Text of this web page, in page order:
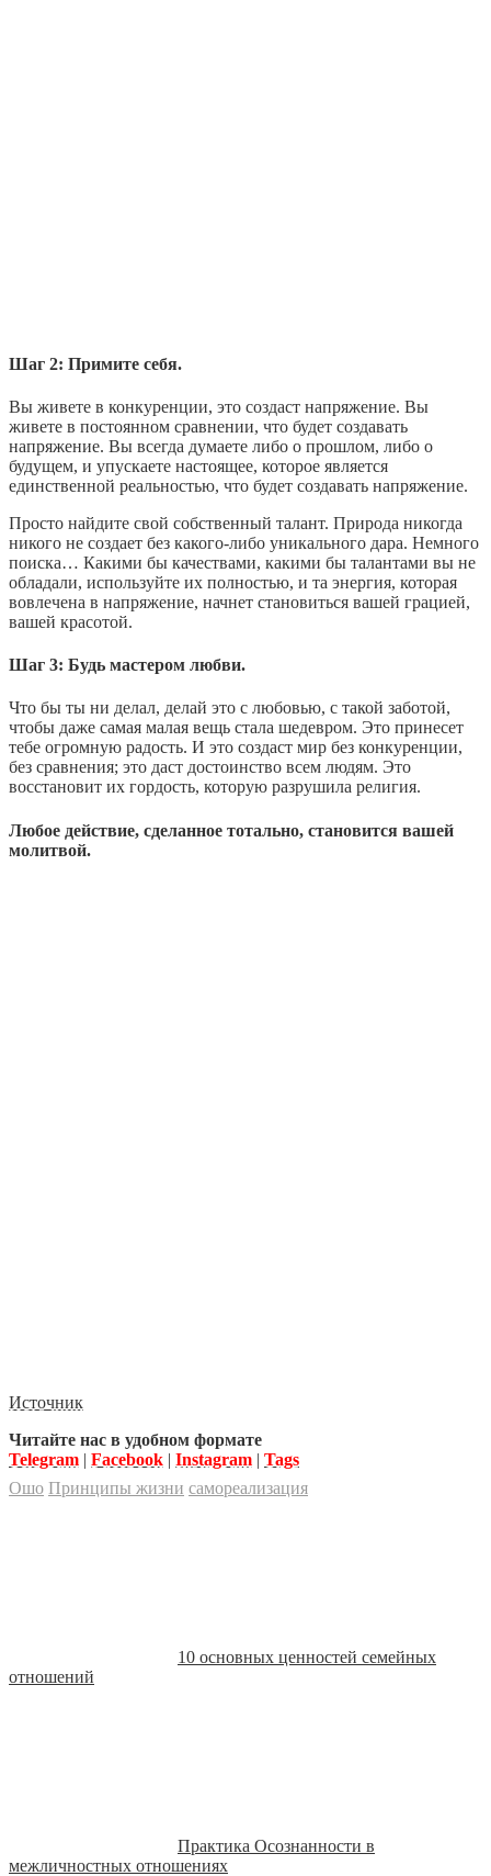
Шаг 2: Примите себя.
Вы живете в конкуренции, это создаст напряжение. Вы
живете в постоянном сравнении, что будет создавать
напряжение. Вы всегда думаете либо о прошлом, либо о
будущем, и упускаете настоящее, которое является
единственной реальностью, что будет создавать напряжение.
Просто найдите свой собственный талант. Природа никогда
никого не создает без какого-либо уникального дара. Немного
поиска… Какими бы качествами, какими бы талантами вы не
обладали, используйте их полностью, и та энергия, которая
вовлечена в напряжение, начнет становиться вашей грацией,
вашей красотой.
Шаг 3: Будь мастером любви.
Что бы ты ни делал, делай это с любовью, с такой заботой,
чтобы даже самая малая вещь стала шедевром. Это принесет
тебе огромную радость. И это создаст мир без конкуренции,
без сравнения; это даст достоинство всем людям. Это
восстановит их гордость, которую разрушила религия.
Любое действие, сделанное тотально, становится вашей
молитвой.
Источник
Читайте нас в удобном формате
Telegram | Facebook | Instagram | Tags
Ошо Принципы жизни самореализация
10 основных ценностей семейных
отношений
Практика Осознанности в
межличностных отношениях